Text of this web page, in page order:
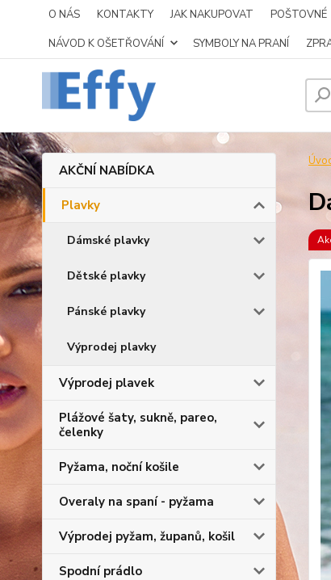
O NÁS KONTAKTY JAK NAKUPOVAT POŠTOVNÉ
NÁVOD K OŠETŘOVÁNÍ
SYMBOLY NA PRANÍ
AKČNÍ NABÍDKA
Plavky
Dámské plavky
Dětské plavky
Pánské plavky
Výprodej plavky
Výprodej plavek
Plážové šaty, sukně, pareo,
čelenky
Pyžama, noční košile
Overaly na spaní - pyžama
Výprodej pyžam, županů, košil
Spodní prádlo